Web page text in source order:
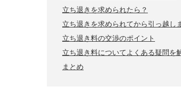
立ち退きを求められたら？
立ち退きを求められてから引っ越し
立ち退き料の交渉のポイント
立ち退き料についてよくある疑問を
まとめ